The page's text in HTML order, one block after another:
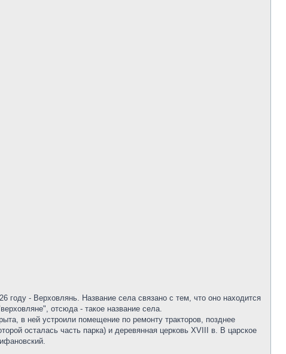
- Верховлянь. Название села связано с тем, что оно находится
отсюда - такое название села.
в ней устроили помещение по ремонту тракторов, позднее
осталась часть парка) и деревянная церковь XVIII в. В царское